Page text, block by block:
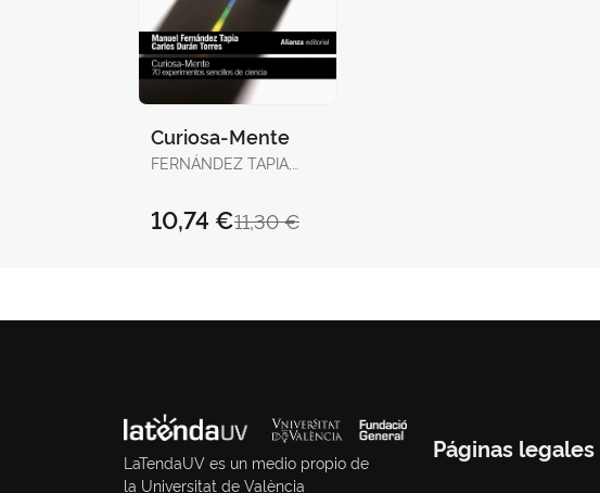
Curiosa-Mente
FERNÁNDEZ TAPIA,
11,30 €
10,74 €
LaTendaUV es un medio propio de
la Universitat de València
Páginas legales